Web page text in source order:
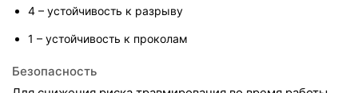
4 – устойчивость к разрыву
1 – устойчивость к проколам
Безопасность